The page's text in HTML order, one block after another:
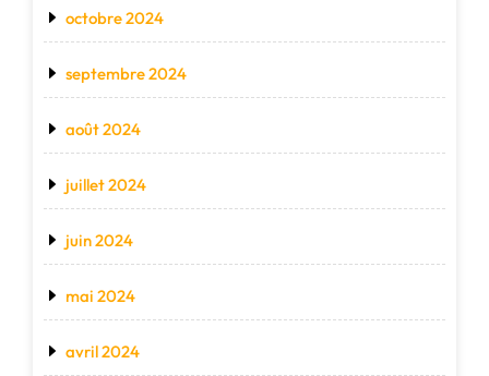
octobre 2024
septembre 2024
août 2024
juillet 2024
juin 2024
mai 2024
avril 2024